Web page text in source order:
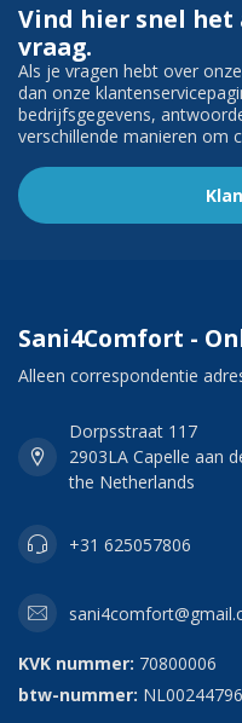
Vind hier snel
vraag.
Als je vragen hebt over
dan onze
bedrijfsgegevens,
verschillende manieren om
Sani4Comfort -
Alleen correspondentie
Dorpsstraat 117
2903LA Capelle aan
the Netherlands
+31 625057806
KVK nummer: 70800006
btw-nummer: